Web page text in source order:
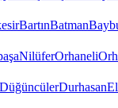
BartınBatman
NilüferOrhaneli
DüğüncülerDurhasan